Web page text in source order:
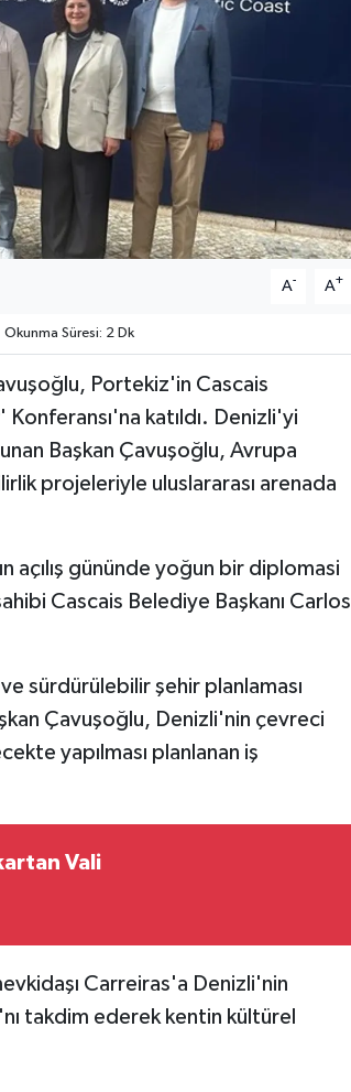
A- A+
Okunma Süresi: 2 Dk
Portekiz'in Cascais
katıldı. Denizli'yi
Başkan Çavuşoğlu, Avrupa
projeleriyle uluslararası arenada
açılış gününde yoğun bir diplomasi
Cascais Belediye Başkanı Carlos
sürdürülebilir şehir planlaması
Çavuşoğlu, Denizli'nin çevreci
yapılması planlanan iş
Vali
Carreiras'a Denizli'nin
takdim ederek kentin kültürel